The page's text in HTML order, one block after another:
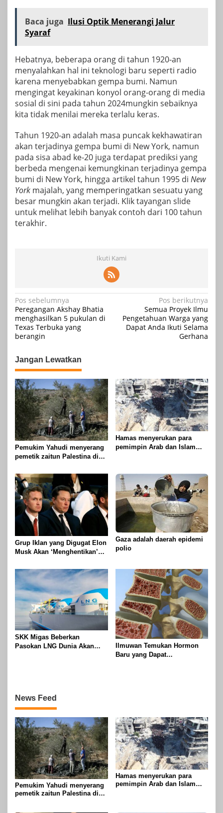
Baca juga Ilusi Optik Menerangi Jalur
Syaraf
Hebatnya, beberapa orang di tahun 1920-an
menyalahkan hal ini teknologi baru seperti radio
karena menyebabkan gempa bumi. Namun
mengingat keyakinan konyol orang-orang di media
sosial di sini pada tahun 2024mungkin sebaiknya
kita tidak menilai mereka terlalu keras.
Tahun 1920-an adalah masa puncak kekhawatiran
akan terjadinya gempa bumi di New York, namun
pada sisa abad ke-20 juga terdapat prediksi yang
berbeda mengenai kemungkinan terjadinya gempa
bumi di New York, hingga artikel tahun 1995 di New
York majalah, yang memperingatkan sesuatu yang
besar mungkin akan terjadi. Klik tayangan slide
untuk melihat lebih banyak contoh dari 100 tahun
terakhir.
Ikuti Kami
Navigasi
pos
Pos sebelumnya
Peregangan Akshay Bhatia
menghasilkan 5 pukulan di
Texas Terbuka yang
berangin
Pos berikutnya
Semua Proyek Ilmu
Pengetahuan Warga yang
Dapat Anda Ikuti Selama
Gerhana
Jangan Lewatkan
Pemukim Yahudi menyerang
pemetik zaitun Palestina di
Hamas menyerukan para
pemimpin Arab dan Islam
genosida di Gaza
Grup Iklan yang Digugat Elon
Musk Akan ‘Menghentikan’
Gaza adalah daerah epidemi
polio
SKK Migas Beberkan
Pasokan LNG Dunia Akan
Ilmuwan Temukan Hormon
Baru yang Dapat
News Feed
Pemukim Yahudi menyerang
pemetik zaitun Palestina di
Hamas menyerukan para
pemimpin Arab dan Islam